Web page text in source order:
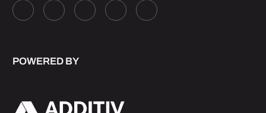
POWERED BY